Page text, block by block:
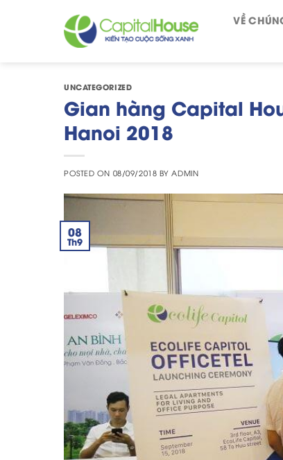
VỀ
UNCATEGORIZED
Gian hàng Capital
Hanoi 2018
POSTED ON 08/09/2018 BY ADMIN
08
Th9